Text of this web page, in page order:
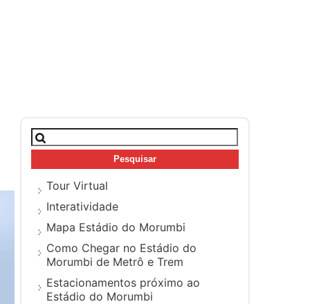
Pesquisar
por:
Tour Virtual
Interatividade
Mapa Estádio do Morumbi
Como Chegar no Estádio do
Morumbi de Metrô e Trem
Estacionamentos próximo ao
Estádio do Morumbi